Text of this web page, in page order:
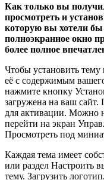
Как только вы
просмотреть и
которую вы хотели бы
полноэкранное окно
более полное
Чтобы установить тему
её с содержимым
нажмите кнопку
загружена на ваш сайт.
для активации. Можно
перейти на экран
Просмотреть под
Каждая тема имеет
или раздел Настроить
тему. Загрузить